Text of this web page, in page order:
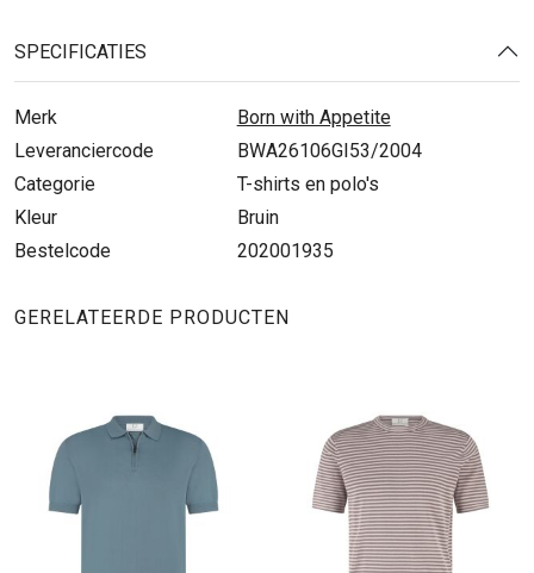
SPECIFICATIES
Merk
Born with Appetite
Leveranciercode
BWA26106GI53/2004
Categorie
T-shirts en polo's
Kleur
Bruin
Bestelcode
202001935
GERELATEERDE PRODUCTEN